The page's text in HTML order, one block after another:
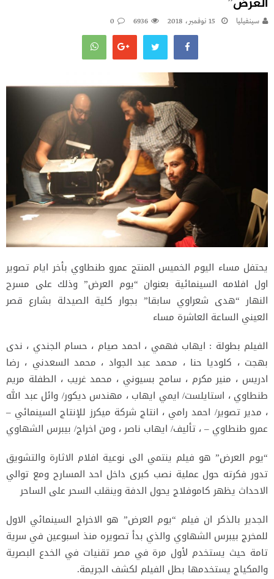
سينفيليا 15 نوفمبر، 2018 6936
0
يحتفل مساء اليوم الخميس المنتج عمرو طنطاوي بأخر ايام تصوير
اول افلامه السينمائية بعنوان “يوم العرض” وذلك على مسرح
النهار “هدى شعراوي سابقا” بجوار كلية الصيدلة بشارع قصر
العيني الساعة العاشرة مساء
الفيلم بطولة : ايهاب فهمي ، احمد صيام ، حسام الجندي ، ندى
بهجت ، كلوديا حنا ، محمد عبد الجواد ، محمد السعدني ، رضا
ادريس ، منير مكرم ، سامح بسيوني ، محمد غريب ، الطفلة مريم
طنطاوي ، استايلست/ ايمي ايهاب ، مهندس ديكور/ وائل عبد الله
، مدير تصوير/ احمد رامي ، انتاج شركة ميكرز للإنتاج السينمائي –
عمرو طنطاوي – ، تأليف/ ايهاب ناصر ، ومن اخراج/ بيبرس الشهاوي
“يوم العرض” هو فيلم ينتمي الى نوعية افلام الاثارة والتشويق
تدور فكرته حول عملية نصب كبرى داخل احد المسارح ومع توالي
الاحداث يظهر كاموفلاج يحول الدفة وينقلب السحر على الساحر
الجدير بالذكر ان فيلم “يوم العرض” هو الاخراج السينمائي الاول
للمخرج بيبرس الشهاوي والذي بدأ تصويره منذ اسبوعين في سرية
تامة حيث يستخدم لأول مرة في مصر تقنيات في الخدع البصرية
والمكياج يستخدمها بطل الفيلم لكشف الجريمة.